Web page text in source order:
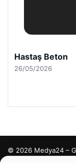
Hastaş Beton
26/05/2026
© 2026 Medya24 –